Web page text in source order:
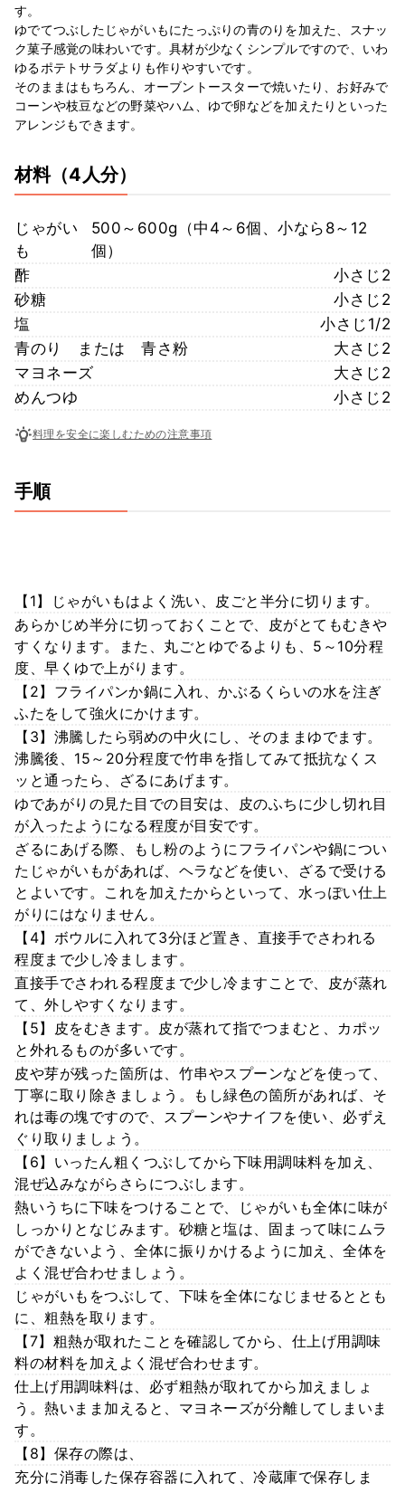
す。
ゆでてつぶしたじゃがいもにたっぷりの青のりを加えた、スナッ
ク菓子感覚の味わいです。具材が少なくシンプルですので、いわ
ゆるポテトサラダよりも作りやすいです。
そのままはもちろん、オーブントースターで焼いたり、お好みで
コーンや枝豆などの野菜やハム、ゆで卵などを加えたりといった
アレンジもできます。
材料（4人分）
じゃがい
も
500～600g（中4～6個、小なら8～12
個）
酢
小さじ2
砂糖
小さじ2
塩
小さじ1/2
青のり または 青さ粉
大さじ2
マヨネーズ
大さじ2
めんつゆ
小さじ2
料理を安全に楽しむための注意事項
手順
【1】じゃがいもはよく洗い、皮ごと半分に切ります。
あらかじめ半分に切っておくことで、皮がとてもむきや
すくなります。また、丸ごとゆでるよりも、5～10分程
度、早くゆで上がります。
【2】フライパンか鍋に入れ、かぶるくらいの水を注ぎ
ふたをして強火にかけます。
【3】沸騰したら弱めの中火にし、そのままゆでます。
沸騰後、15～20分程度で竹串を指してみて抵抗なくス
ッと通ったら、ざるにあげます。
ゆであがりの見た目での目安は、皮のふちに少し切れ目
が入ったようになる程度が目安です。
ざるにあげる際、もし粉のようにフライパンや鍋につい
たじゃがいもがあれば、ヘラなどを使い、ざるで受ける
とよいです。これを加えたからといって、水っぽい仕上
がりにはなりません。
【4】ボウルに入れて3分ほど置き、直接手でさわれる
程度まで少し冷まします。
直接手でさわれる程度まで少し冷ますことで、皮が蒸れ
て、外しやすくなります。
【5】皮をむきます。皮が蒸れて指でつまむと、カポッ
と外れるものが多いです。
皮や芽が残った箇所は、竹串やスプーンなどを使って、
丁寧に取り除きましょう。もし緑色の箇所があれば、そ
れは毒の塊ですので、スプーンやナイフを使い、必ずえ
ぐり取りましょう。
【6】いったん粗くつぶしてから下味用調味料を加え、
混ぜ込みながらさらにつぶします。
熱いうちに下味をつけることで、じゃがいも全体に味が
しっかりとなじみます。砂糖と塩は、固まって味にムラ
ができないよう、全体に振りかけるように加え、全体を
よく混ぜ合わせましょう。
じゃがいもをつぶして、下味を全体になじませるととも
に、粗熱を取ります。
【7】粗熱が取れたことを確認してから、仕上げ用調味
料の材料を加えよく混ぜ合わせます。
仕上げ用調味料は、必ず粗熱が取れてから加えましょ
う。熱いまま加えると、マヨネーズが分離してしまいま
す。
【8】保存の際は、
充分に消毒した保存容器に入れて、冷蔵庫で保存しま